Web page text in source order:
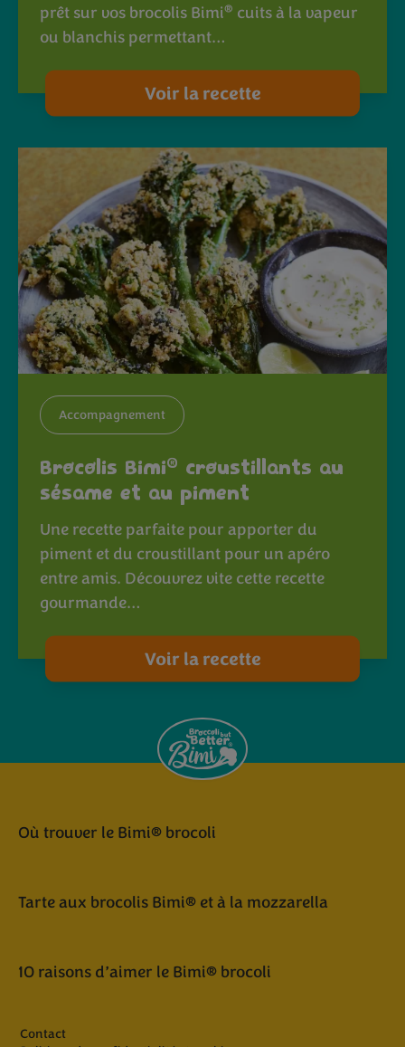
prêt sur vos brocolis Bimi® cuits à la vapeur
ou blanchis permettant…
Voir la recette
Accompagnement
Brocolis Bimi® croustillants au
sésame et au piment
Une recette parfaite pour apporter du
piment et du croustillant pour un apéro
entre amis. Découvrez vite cette recette
gourmande…
Voir la recette
Où trouver le Bimi® brocoli
Tarte aux brocolis Bimi® et à la mozzarella
10 raisons d’aimer le Bimi® brocoli
Contact